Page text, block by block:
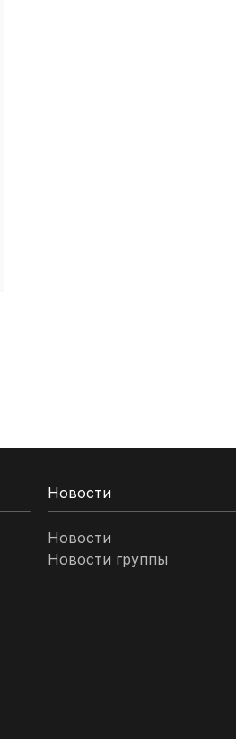
Новости
Новости
Новости группы